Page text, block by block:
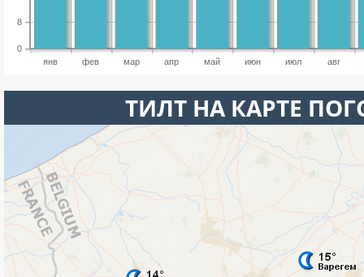
янв фев мар апр май июн июл авг
0
8
ТИЛТ НА КАРТЕ